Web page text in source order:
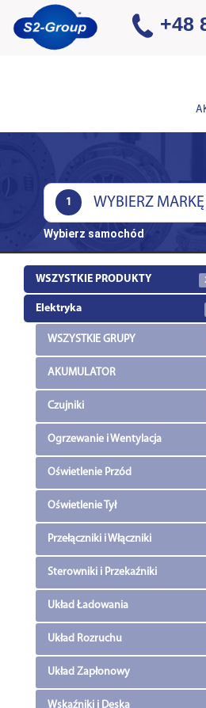
+48
1
Wybierz samochód
WSZYSTKIE PRODUKTY
Elektryka
WSZYSTKIE GRUPY
AKUMULATOR
Czujniki
Ogrzewanie i Wentylacja
Oświetlenie Przód
Oświetlenie Tył
Przełączniki i Włączniki
Sterowniki i Przekaźniki
Układ Ładowania
Układ Rozruchu
Układ Zapłonowy
Wskaźniki i Deska